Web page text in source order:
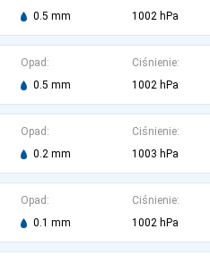
0.5 mm
1002 hPa
Opad:
0.5 mm
Ciśnienie:
1002 hPa
Opad:
0.2 mm
Ciśnienie:
1003 hPa
Opad:
0.1 mm
Ciśnienie:
1002 hPa